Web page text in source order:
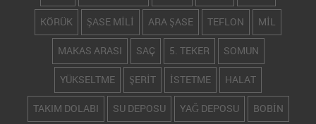
KÖRÜK ŞASE MİLİ ARA ŞASE TEFLON MİL
MAKAS ARASI SAÇ 5. TEKER SOMUN
YÜKSELTME ŞERİT İSTETME HALAT
TAKIM DOLABI SU DEPOSU YAĞ DEPOSU BOBİN